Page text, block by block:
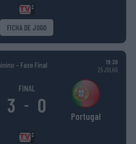
FICHA DE JOGO
– Fase Final
19:30
25 JULHO
FINAL
3 - 0 Portugal